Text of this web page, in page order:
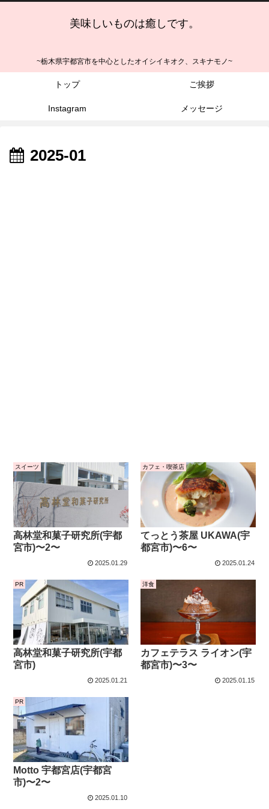
美味しいものは癒しです。
~栃木県宇都宮市を中心としたオイシイキオク、スキナモノ~
トップ ご挨拶
Instagram メッセージ
2025-01
スイーツ
高林堂和菓子研究所(宇都
宮市)〜2〜
2025.01.29
カフェ・喫茶店
てっとう茶屋 UKAWA(宇
都宮市)〜6〜
2025.01.24
PR
高林堂和菓子研究所(宇都
宮市)
2025.01.21
洋食
カフェテラス ライオン(宇
都宮市)〜3〜
2025.01.15
PR
Motto 宇都宮店(宇都宮
市)〜2〜
2025.01.10